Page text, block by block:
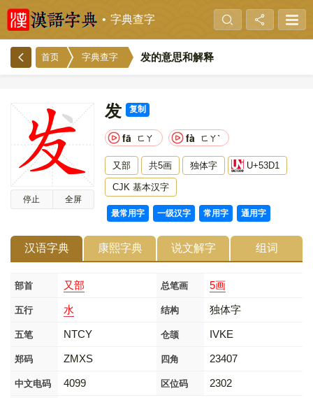
字典查字
首页 字典查字 发的意思和解释
停止 全屏
发 复制
fā ㄈㄚ fà ㄈㄚˋ
又部 共5画 独体字 U+53D1
CJK 基本汉字
最常用字 一级汉字 常用字 通用字
汉语字典 康熙字典 说文解字 组词
部首 又部 总笔画 5画
五行 水 结构 独体字
五笔 NTCY 仓颉 IVKE
郑码 ZMXS 四角 23407
中文电码 4099 区位码 2302